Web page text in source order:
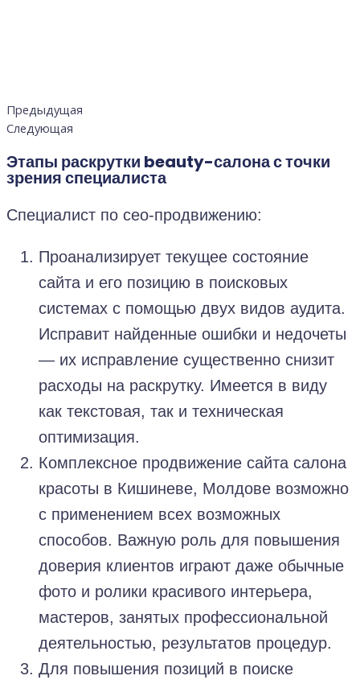
Предыдущая
Следующая
Этапы раскрутки beauty-салона с точки
зрения специалиста
Специалист по сео-продвижению:
Проанализирует текущее состояние
сайта и его позицию в поисковых
системах с помощью двух видов аудита.
Исправит найденные ошибки и недочеты
— их исправление существенно снизит
расходы на раскрутку. Имеется в виду
как текстовая, так и техническая
оптимизация.
Комплексное продвижение сайта салона
красоты в Кишиневе, Молдове возможно
с применением всех возможных
способов. Важную роль для повышения
доверия клиентов играют даже обычные
фото и ролики красивого интерьера,
мастеров, занятых профессиональной
деятельностью, результатов процедур.
Для повышения позиций в поиске